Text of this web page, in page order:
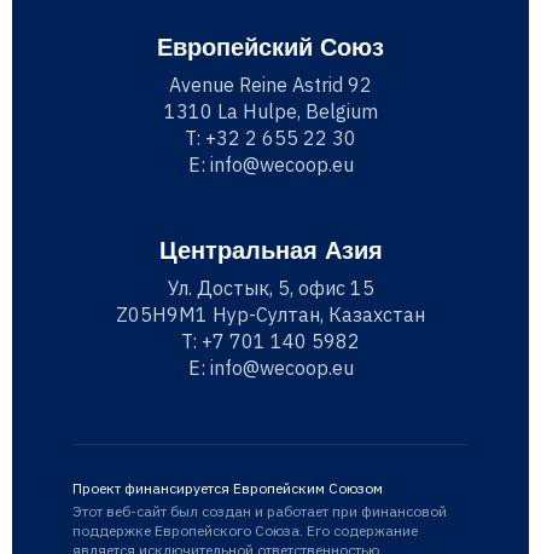
Европейский Союз
Avenue Reine Astrid 92
1310 La Hulpe, Belgium
T: +32 2 655 22 30
E: info@wecoop.eu
Центральная Азия
Ул. Достык, 5, офис 15
Z05H9M1 Нур-Султан, Казахстан
T: +7 701 140 5982
E: info@wecoop.eu
Проект финансируется Европейским Союзом
Этот веб-сайт был создан и работает при финансовой
поддержке Европейского Союза. Его содержание
является исключительной ответственностью